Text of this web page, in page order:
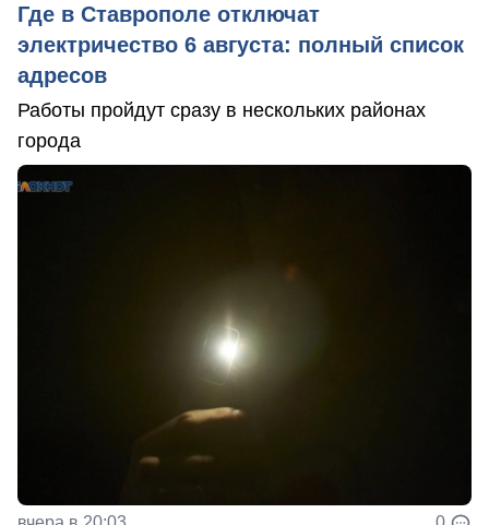
Где в Ставрополе отключат
электричество 6 августа: полный список
адресов
Работы пройдут сразу в нескольких районах
города